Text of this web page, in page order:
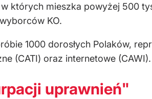
których mieszka powyżej 500
ów KO.
óbie 1000 dorosłych Polaków,
(CATI) oraz internetowe (CAWI).
uprawnień"